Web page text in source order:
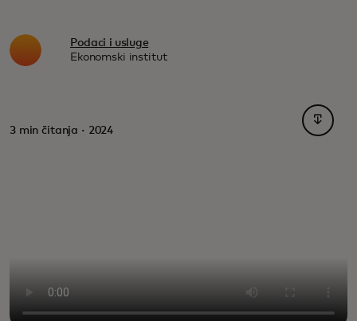
Podaci i usluge
Ekonomski institut
3 min čitanja · 2024
opens